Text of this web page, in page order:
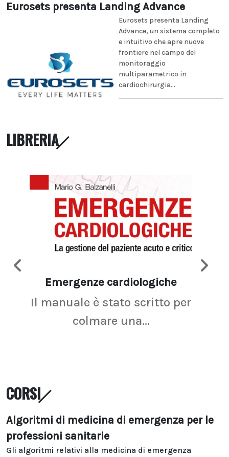
Eurosets presenta Landing Advance
Eurosets presenta Landing
Advance, un sistema completo
e intuitivo che apre nuove
frontiere nel campo del
monitoraggio
multiparametrico in
cardiochirurgia...
LIBRERIA
Emergenze cardiologiche
Il manuale è stato scritto per
colmare una...
CORSI
Algoritmi di medicina di emergenza per le
professioni sanitarie
Gli algoritmi relativi alla medicina di emergenza